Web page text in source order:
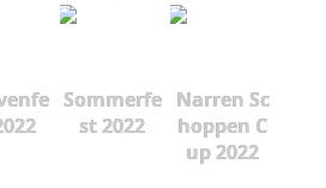
Sommerfe
st 2022
Narren Sc
hoppen C
up 2022